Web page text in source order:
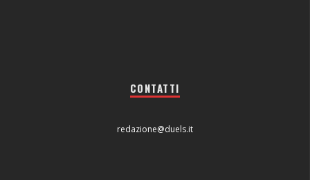
CONTATTI
redazione@duels.it